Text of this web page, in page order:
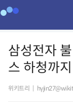
삼성전자
스 하청까
위키트리